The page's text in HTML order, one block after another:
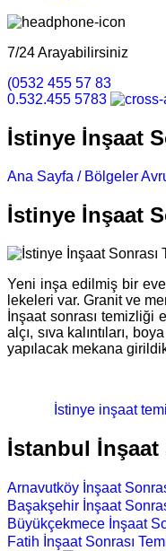
7/24 Arayabilirsiniz
(0532 455 57 83
0.532.455 5783
İstinye İnşaat
Ana Sayfa / Bölgeler
İstinye İnşaat
Yeni inşa edilmiş bir
lekeleri var. Granit ve
İnşaat sonrası temizliği
alçı, sıva kalıntıları,
yapılacak mekana
İstinye inşaat
İstanbul İnşaat
Arnavutköy İnşaat
Başakşehir İnşaat
Büyükçekmece İnşaat
Fatih İnşaat Sonrası